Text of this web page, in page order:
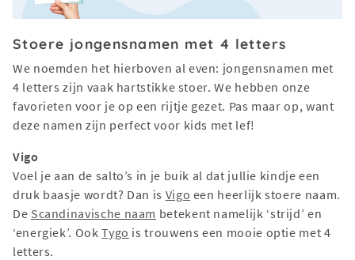
Stoere jongensnamen met 4 letters
We noemden het hierboven al even: jongensnamen met
4 letters zijn vaak hartstikke stoer. We hebben onze
favorieten voor je op een rijtje gezet. Pas maar op, want
deze namen zijn perfect voor kids met lef!
Vigo
Voel je aan de salto’s in je buik al dat jullie kindje een
druk baasje wordt? Dan is Vigo een heerlijk stoere naam.
De Scandinavische naam betekent namelijk ‘strijd’ en
‘energiek’. OokTygo is trouwens een mooie optie met 4
letters.